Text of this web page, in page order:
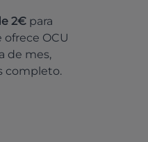
2€ para
OCU
de mes,
completo.